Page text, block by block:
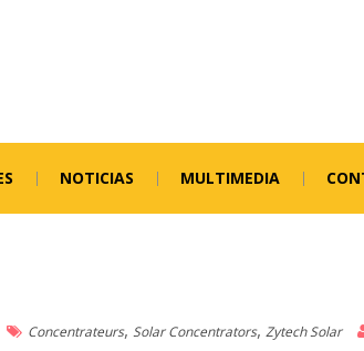
NOTICIAS MULTIMEDIA
Concentrateurs, Solar Concentrators, Zytech Solar